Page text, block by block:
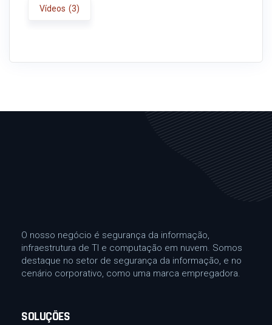
Vídeos (3)
O nosso negócio é segurança da informação,
infraestrutura de TI e computação em nuvem. Somos
destaque no setor de segurança da informação, e no
cenário corporativo, como uma marca empregadora.
SOLUÇÕES